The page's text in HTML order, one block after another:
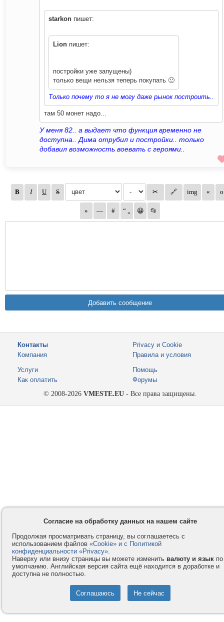
starkon пишет:
Lion пишет:
постройки уже запущены)
только вещи нельзя теперь покупать 🙁
Только почему то я не могу даже рынок построить..
там 50 монет надо...
У меня 82.. а выдает что функция временно не
доступна.. Дима отрубил и постройки.. только
добавил возможность воевать с героями..
Контакты
Компания
Privacy и Cookie
Правила и условия
Услуги
Как оплатить
Помощь
Форумы
© 2008-2026 VMESTE.EU - Все права защищены.
Согласие на обработку данных на нашем сайте
Продолжая просматривать страницу, вы соглашаетесь с
использованием файлов «Cookie» и с Политикой
конфиденциальности «Privacy».
Наверху или внизу страницы вы можете изменить валюту и язык по
умолчанию. Английская версия сайта ещё находится в доработке и
доступна не полностью.